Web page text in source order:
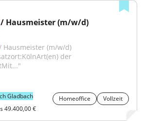
/ Hausmeister (m/w/d)
Hausmeister (m/w/d)
der
Gladbach Homeoffice
Vollzeit
49.400,00 €